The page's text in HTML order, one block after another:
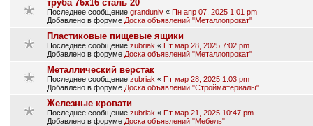
труба 76х16 сталь 20
Последнее сообщение granduniv « Пн апр 07, 2025 1:01 pm
Добавлено в форуме Доска объявлений "Металлопрокат"
Пластиковые пищевые ящики
Последнее сообщение zubriak « Пт мар 28, 2025 7:02 pm
Добавлено в форуме Доска объявлений "Металлопрокат"
Металлический верстак
Последнее сообщение zubriak « Пт мар 28, 2025 1:03 pm
Добавлено в форуме Доска объявлений "Стройматериалы"
Железные кровати
Последнее сообщение zubriak « Пт мар 21, 2025 10:47 pm
Добавлено в форуме Доска объявлений "Мебель"